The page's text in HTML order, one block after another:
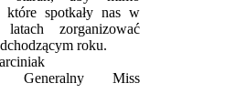
które spotkały nas w
latach zorganizować
roku.
Generalny Miss